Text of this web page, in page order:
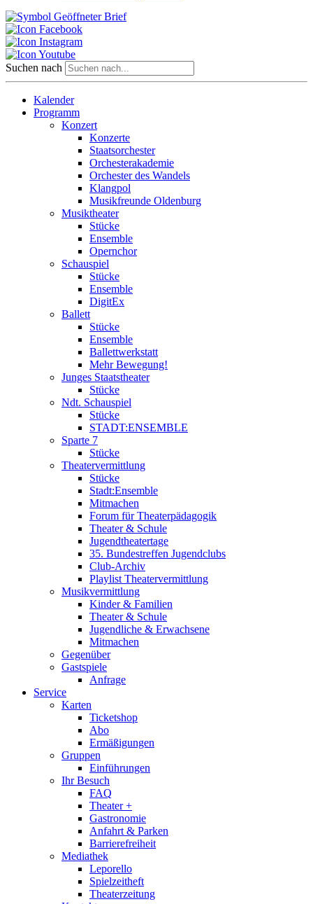
Suchen nach
Kalender
Programm
Konzert
Konzerte
Staatsorchester
Orchesterakademie
Orchester des Wandels
Klangpol
Musikfreunde Oldenburg
Musiktheater
Stücke
Ensemble
Opernchor
Schauspiel
Stücke
Ensemble
DigitEx
Ballett
Stücke
Ensemble
Ballettwerkstatt
Mehr Bewegung!
Junges Staatstheater
Stücke
Ndt. Schauspiel
Stücke
STADT:ENSEMBLE
Sparte 7
Stücke
Theatervermittlung
Stücke
Stadt:Ensemble
Mitmachen
Forum für Theaterpädagogik
Theater & Schule
Jugendtheatertage
35. Bundestreffen Jugendclubs
Club-Archiv
Playlist Theatervermittlung
Musikvermittlung
Kinder & Familien
Theater & Schule
Jugendliche & Erwachsene
Mitmachen
Gegenüber
Gastspiele
Anfrage
Service
Karten
Ticketshop
Abo
Ermäßigungen
Gruppen
Einführungen
Ihr Besuch
FAQ
Theater +
Gastronomie
Anfahrt & Parken
Barrierefreiheit
Mediathek
Leporello
Spielzeitheft
Theaterzeitung